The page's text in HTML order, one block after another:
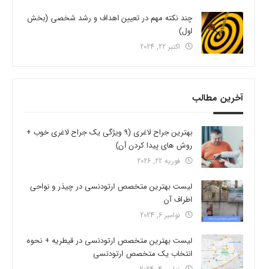
چند نکته مهم در تعیین اهداف و رشد شخصی (بخش
اول)
اکتبر 22, 2024
آخرین مطالب
بهترین جراح لاغری (9 ویژگی یک جراح لاغری خوب +
روش های پیدا کردن آن)
فوریه 22, 2026
لیست بهترین متخصص ارتودنسی در چیذر و نواحی
اطراف آن
نوامبر 6, 2024
لیست بهترین متخصص ارتودنسی در قیطریه + نحوه
انتخاب یک متخصص ارتودنسی